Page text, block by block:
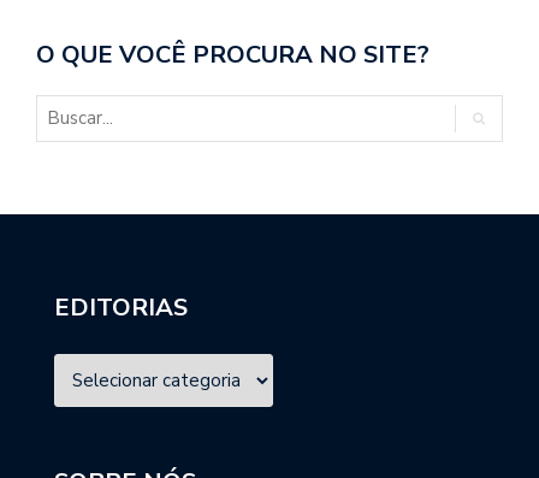
O QUE VOCÊ PROCURA NO SITE?
EDITORIAS